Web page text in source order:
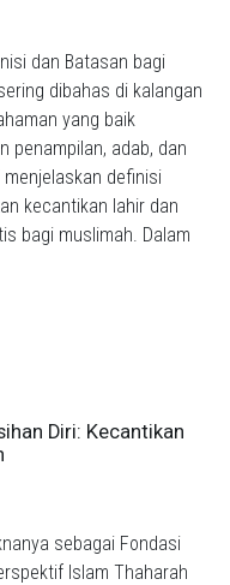
dan Batasan bagi
dibahas di kalangan
yang baik
penampilan, adab, dan
definisi
kecantikan lahir dan
bagi muslimah. Dalam
Diri: Kecantikan
sebagai Fondasi
Islam Thaharah